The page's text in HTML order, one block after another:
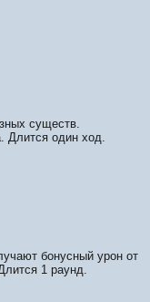
существ.
Длится один ход.
бонусный урон от
1 раунд.